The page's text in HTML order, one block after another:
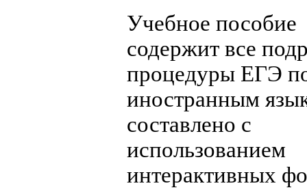
Учебное пособие
содержит все
процедуры ЕГЭ
иностранным
составлено с
использованием
интерактивных